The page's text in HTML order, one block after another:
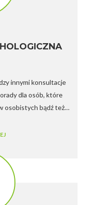
innymi konsultacje
dla osób, które
osobistych bądź też
jest także
kryzysów. Sami
sytuacji – potrzebny
psychiatra.